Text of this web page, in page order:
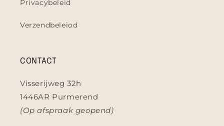
Privacybeleid
Verzendbeleiod
CONTACT
Visserijweg 32h
1446AR Purmerend
(Op afspraak geopend)